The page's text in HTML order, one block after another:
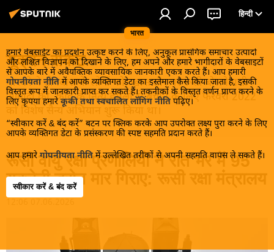
भारत
हिन्दी
हमारे वेबसाईट का प्रदर्शन उत्कृष्ट करने के लिए, अनुकूल प्रासंगिक समाचार उत्पादों
और लक्षित विज्ञापन को दिखाने के लिए, हम अपने और हमारे भागीदारों के वेबसाइटों
से आपके बारे में अवैयक्तिक व्यावसायिक जानकारी एकत्र करते हैं। आप हमारी
गोपनीयता नीति में आपके व्यक्तिगत डेटा का इस्तेमाल कैसे किया जाता है, इसकी
विस्तृत रूप में जानकारी प्राप्त कर सकते हैं। तकनीकों के विस्तृत वर्णन प्राप्त करने के
लिए कृपया हमारे कूकी तथा स्वचालित लॉगिंग नीति पढ़िए।
“स्वीकार करें & बंद करें” बटन पर क्लिक करके आप उपरोक्त लक्ष्य पुरा करने के लिए
आपके व्यक्तिगत डेटा के प्रसंस्करण की स्पष्ट सहमति प्रदान करते हैं।
आप हमारे गोपनीयता नीति में उल्लेखित तरीकों से अपनी सहमति वापस ले सकते हैं।
स्वीकार करें & बंद करें
यूक्रेन संकट
मास्को ने डोनबास के लोगों को, खास तौर पर रूसी बोलनेवाली
आबादी को, कीव के नित्य हमलों से बचाने के लिए फरवरी 2022
को विशेष सैन्य अभियान शुरू किया था।
रूसी वायु रक्षा प्रणालियों ने रात भर में 95
यूक्रेनी ड्रोन मार गिराए: रूसी रक्षा मंत्रालय